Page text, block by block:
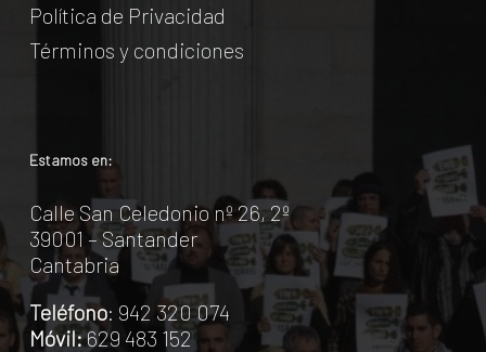
Política de Privacidad
Términos y condiciones
Estamos en:
Calle San Celedonio nº 26, 2º
39001 – Santander
Cantabria
Teléfono: 942 320 074
Móvil:629 483 152